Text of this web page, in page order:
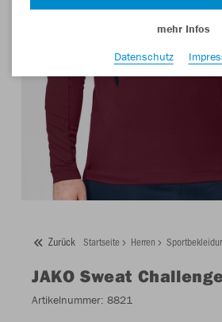
Zurück Startseite Herren
JAKO Sweat
Artikelnummer: 8821
mehr Infos
Datenschutz